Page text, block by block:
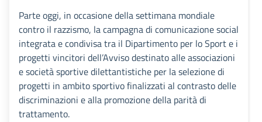
Parte oggi, in occasione della settimana mondiale
contro il razzismo, la campagna di comunicazione social
integrata e condivisa tra il Dipartimento per lo Sport e i
progetti vincitori dell’Avviso destinato alle associazioni
e società sportive dilettantistiche per la selezione di
progetti in ambito sportivo finalizzati al contrasto delle
discriminazioni e alla promozione della parità di
trattamento.